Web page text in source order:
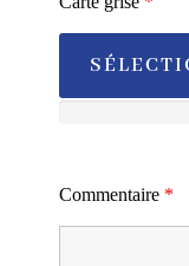
Commentaire *